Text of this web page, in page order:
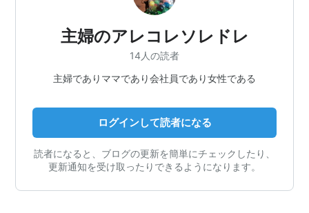
主婦のアレコレソレドレ
14人の読者
主婦でありママであり会社員であり女性である
ログインして読者になる
読者になると、ブログの更新を簡単にチェックしたり、
更新通知を受け取ったりできるようになります。